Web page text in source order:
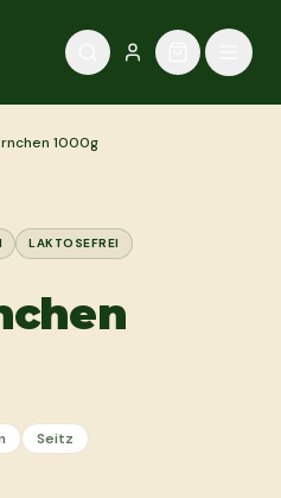
1000g
LAKTOSEFREI
Seitz